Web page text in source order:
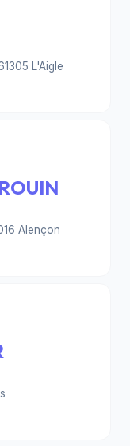
L'Aigle
Alençon